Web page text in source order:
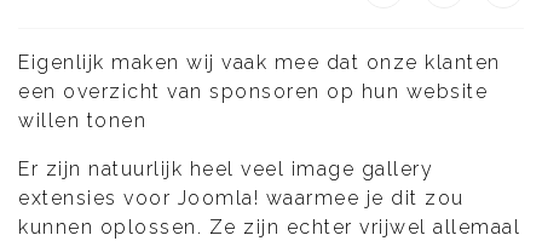
Eigenlijk maken wij vaak mee dat onze klanten
een overzicht van sponsoren op hun website
willen tonen
Er zijn natuurlijk heel veel image gallery
extensies voor Joomla! waarmee je dit zou
kunnen oplossen. Ze zijn echter vrijwel allemaal